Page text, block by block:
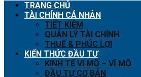
TRANG CHỦ
TÀI CHÍNH CÁ NHÂN
TIẾT KIỆM
QUẢN LÝ TÀI CHÍNH
THUẾ & PHÚC LỢI
KIẾN THỨC ĐẦU TƯ
KINH TẾ VI MÔ – VĨ MÔ
ĐẦU TƯ CƠ BẢN